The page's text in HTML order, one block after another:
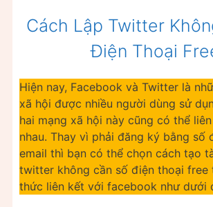
Cách Lập Twitter
Điện Thoại
Hiện nay, Facebook và Twitter là
xã hội được nhiều người dùng sử
hai mạng xã hội này cũng có thể
nhau. Thay vì phải đăng ký bằng số
email thì bạn có thể chọn cách tạo
twitter không cần số điện thoại free
thức liên kết với facebook như dưới